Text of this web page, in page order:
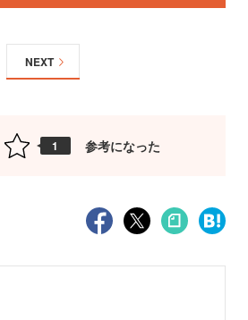
NEXT
1 参考になった